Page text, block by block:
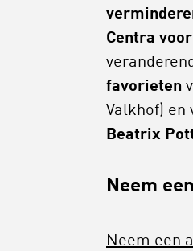
Centra
favorieten
Valkhof)
Beatrix
Neem
Neem een